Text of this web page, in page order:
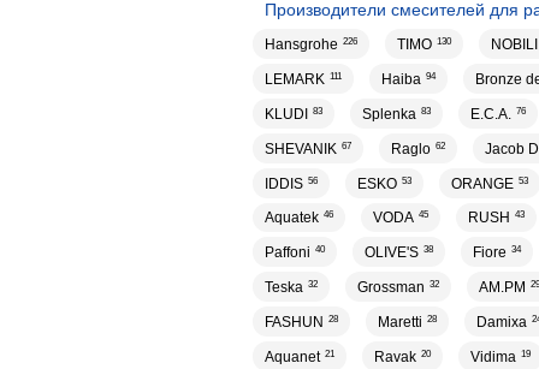
Производители смесителей для
Hansgrohe 226 TIMO 130 NOBILI
LEMARK 111 Haiba 94 Bronze
KLUDI 83 Splenka 83 E.C.A. 76
SHEVANIK 67 Raglo 62 Jacob
IDDIS 56 ESKO 53 ORANGE 53
Aquatek 46 VODA 45 RUSH 43
Paffoni 40 OLIVE'S 38 Fiore 34
Teska 32 Grossman 32 AM.PM 29
FASHUN 28 Maretti 28 Damixa
Aquanet 21 Ravak 20 Vidima 19